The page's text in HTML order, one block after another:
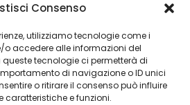
Consenso
utilizziamo tecnologie come i
o accedere alle informazioni del
tecnologie ci permetterà di
di navigazione o ID unici
o ritirare il consenso può influire
e funzioni.